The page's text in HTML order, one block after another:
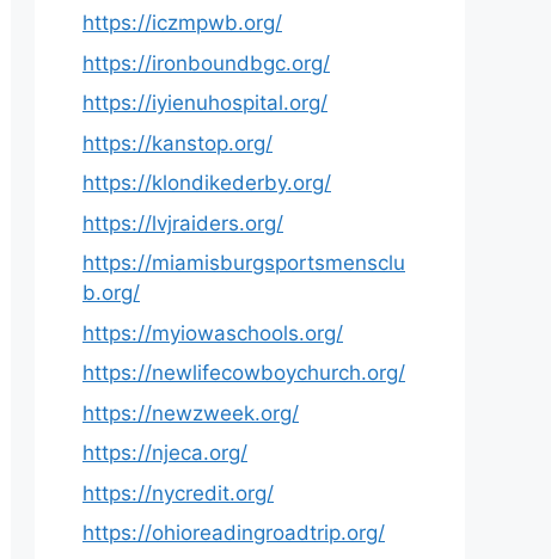
https://iczmpwb.org/
https://ironboundbgc.org/
https://iyienuhospital.org/
https://kanstop.org/
https://klondikederby.org/
https://lvjraiders.org/
https://miamisburgsportsmensclu
b.org/
https://myiowaschools.org/
https://newlifecowboychurch.org/
https://newzweek.org/
https://njeca.org/
https://nycredit.org/
https://ohioreadingroadtrip.org/